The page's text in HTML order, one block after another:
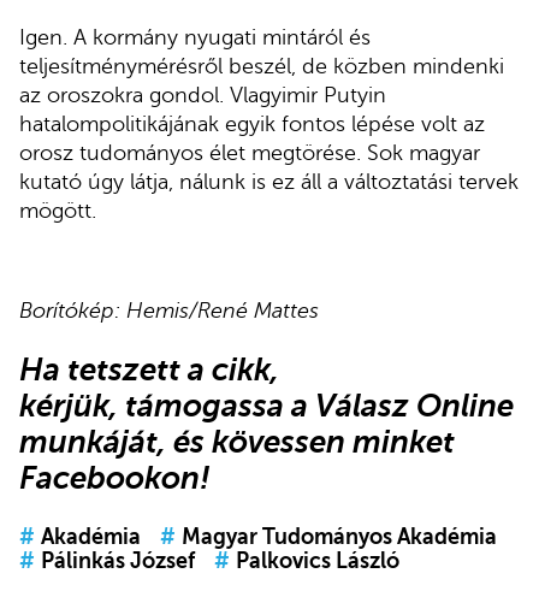
Igen. A kormány nyugati mintáról és
teljesítménymérésről beszél, de közben mindenki
az oroszokra gondol. Vlagyimir Putyin
hatalompolitikájának egyik fontos lépése volt az
orosz tudományos élet megtörése. Sok magyar
kutató úgy látja, nálunk is ez áll a változtatási tervek
mögött.
Borítókép: Hemis/René Mattes
Ha tetszett a cikk,
kérjük, támogassa a Válasz Online
munkáját, és kövessen minket
Facebookon!
# Akadémia # Magyar Tudományos Akadémia
# Pálinkás József # Palkovics László